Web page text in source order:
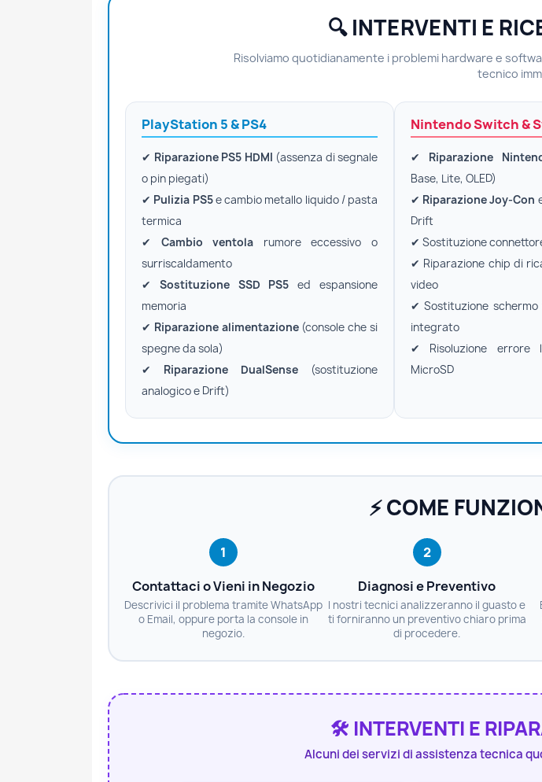
🔍 INTERVENTI E
Risolviamo quotidianamente i problemi hardware e
tecnico
PlayStation 5 & PS4
✔ Riparazione PS5 HDMI (assenza di segnale
o pin piegati)
✔ Pulizia PS5e cambio metallo liquido / pasta
termica
✔ Cambio ventola rumore eccessivo o
surriscaldamento
✔ Sostituzione SSD PS5 ed espansione
memoria
✔ Riparazione alimentazione(console che si
spegne da sola)
✔ Riparazione DualSense (sostituzione
analogico e Drift)
Nintendo Switch &
✔ Riparazione
Base, Lite, OLED)
✔ Riparazione Joy-Con
Drift
✔ Sostituzione
✔ Riparazione chip di
video
✔ Sostituzione schermo
integrato
✔ Risoluzione errore
MicroSD
⚡ COME
1
Contattaci o Vieni in Negozio
Descrivici il problema tramite WhatsApp
o Email, oppure porta la console in
negozio.
2
Diagnosi e Preventivo
I nostri tecnici analizzeranno il guasto e
ti forniranno un preventivo chiaro prima
di procedere.
🛠️ INTERVENTI E
Alcuni dei servizi di assistenza tecnica